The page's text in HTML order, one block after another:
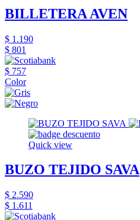
BILLETERA AVEN
$ 1.190
$ 801
$ 757
Color
Quick view
BUZO TEJIDO SAVA
$ 2.590
$ 1.611